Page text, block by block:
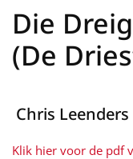
Die
(De
Chris Leenders
Klik hier voor de pdf